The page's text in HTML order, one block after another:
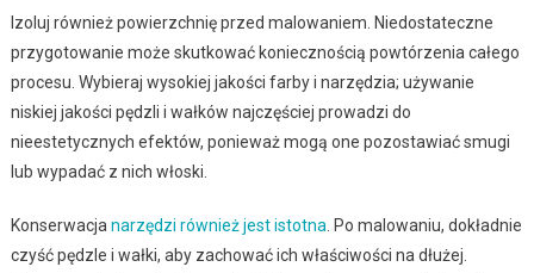
Izoluj również powierzchnię przed malowaniem. Niedostateczne
przygotowanie może skutkować koniecznością powtórzenia całego
procesu. Wybieraj wysokiej jakości farby i narzędzia; używanie
niskiej jakości pędzli i wałków najczęściej prowadzi do
nieestetycznych efektów, ponieważ mogą one pozostawiać smugi
lub wypadać z nich włoski.
Konserwacja narzędzi również jest istotna . Po malowaniu, dokładnie
czyść pędzle i wałki, aby zachować ich właściwości na dłużej.